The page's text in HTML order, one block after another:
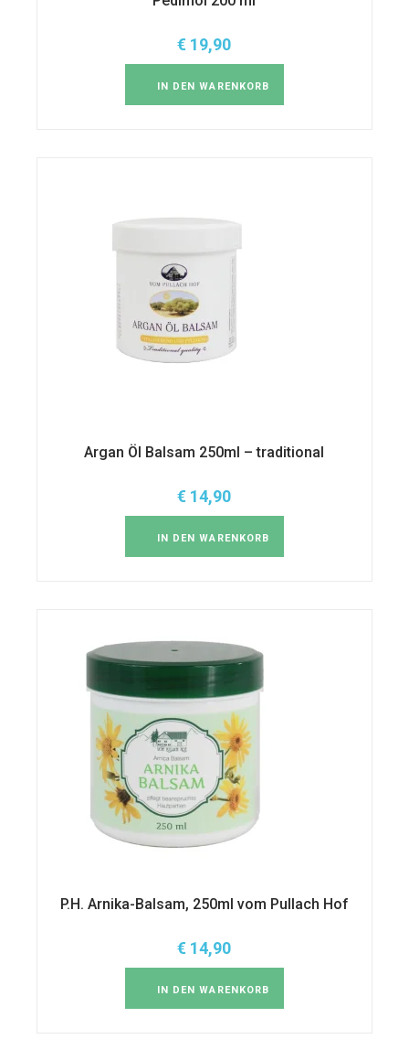
€ 19,90
IN DEN WARENKORB
Argan Öl Balsam 250ml – traditional
€ 14,90
IN DEN WARENKORB
P.H. Arnika-Balsam, 250ml vom Pullach Hof
€ 14,90
IN DEN WARENKORB